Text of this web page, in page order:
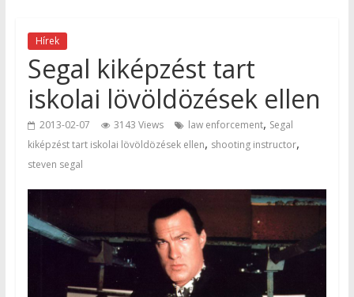
Hírek
Segal kiképzést tart
iskolai lövöldözések ellen
2013-02-07 3143 Views law enforcement, Segal
kiképzést tart iskolai lövöldözések ellen, shooting instructor,
steven segal